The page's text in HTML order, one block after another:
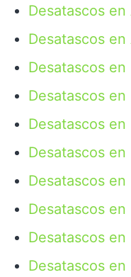
Desatascos
Desatascos
Desatascos en
Desatascos
Desatascos
Desatascos
Desatascos
Desatascos
Desatascos en
Desatascos en